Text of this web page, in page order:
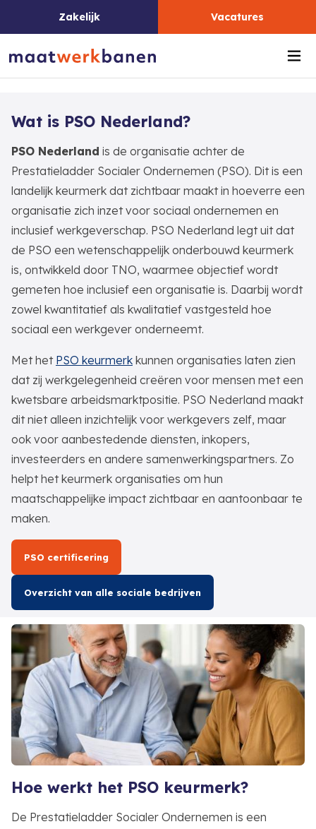
Zakelijk Vacatures
Wat is PSO Nederland?
PSO Nederland is de organisatie achter de
Prestatieladder Socialer Ondernemen (PSO). Dit is een
landelijk keurmerk dat zichtbaar maakt in hoeverre een
organisatie zich inzet voor sociaal ondernemen en
inclusief werkgeverschap. PSO Nederland legt uit dat
de PSO een wetenschappelijk onderbouwd keurmerk
is, ontwikkeld door TNO, waarmee objectief wordt
gemeten hoe inclusief een organisatie is. Daarbij wordt
zowel kwantitatief als kwalitatief vastgesteld hoe
sociaal een werkgever onderneemt.
Met het PSO keurmerk kunnen organisaties laten zien
dat zij werkgelegenheid creëren voor mensen met een
kwetsbare arbeidsmarktpositie. PSO Nederland maakt
dit niet alleen inzichtelijk voor werkgevers zelf, maar
ook voor aanbestedende diensten, inkopers,
investeerders en andere samenwerkingspartners. Zo
helpt het keurmerk organisaties om hun
maatschappelijke impact zichtbaar en aantoonbaar te
maken.
PSO certificering
Overzicht van alle sociale bedrijven
Hoe werkt het PSO keurmerk?
De Prestatieladder Socialer Ondernemen is een